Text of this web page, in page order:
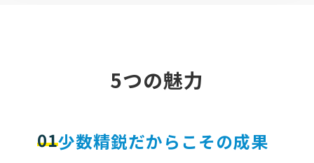
5つの魅力
01少数精鋭だからこその成果